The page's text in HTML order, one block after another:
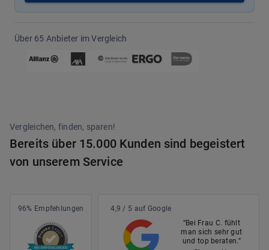
Über 65 Anbieter im Vergleich
Vergleichen, finden, sparen!
Bereits über 15.000 Kunden sind begeistert
von unserem Service
96% Empfehlungen
4,9 / 5 auf Google
“Bei Frau C. fühlt
man sich sehr gut
und top beraten.”